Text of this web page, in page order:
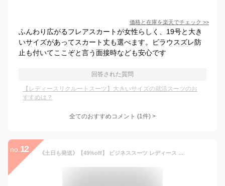
価格と在庫を楽天でチェック >>
ふんわり広がるフレアスカートが女性らしく、19号と大き
いサイズがあってスカート丈も選べます。ビラウスズレ防
止も付いてここぞと言う面接時なども安心です
回答された質問
【レディースリクルートスーツ】大きいサイズの就活スーツのお
すすめは？
全てのおすすめコメント (1件) >
no. 12 《土日も発送》【49%off】 ビジネススーツ レディース 洗える スカートスーツ ストレッチ リクルートスーツ セットアップ 40代 50代 リクルート 就活 ビジネス スカート ブラック ウォッシャブル 抗菌 消臭 大きいサイズ ママスーツ ジャケット